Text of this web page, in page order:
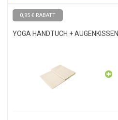
0,95 € RABATT
YOGA HANDTUCH + AUGENKISSEN